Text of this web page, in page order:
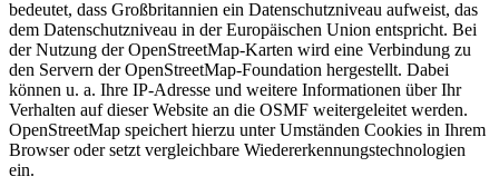
bedeutet, dass Großbritannien ein Datenschutzniveau aufweist, das
dem Datenschutzniveau in der Europäischen Union entspricht. Bei
der Nutzung der OpenStreetMap-Karten wird eine Verbindung zu
den Servern der OpenStreetMap-Foundation hergestellt. Dabei
können u. a. Ihre IP-Adresse und weitere Informationen über Ihr
Verhalten auf dieser Website an die OSMF weitergeleitet werden.
OpenStreetMap speichert hierzu unter Umständen Cookies in Ihrem
Browser oder setzt vergleichbare Wiedererkennungstechnologien
ein.